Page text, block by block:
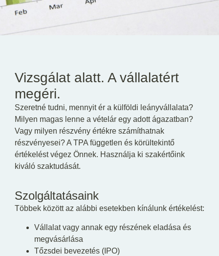
HU
EN
Vizsgálat alatt. A vállalatért
megéri.
Szeretné tudni, mennyit ér a külföldi leányvállalata?
Milyen magas lenne a vételár egy adott ágazatban?
Vagy milyen részvény értékre számíthatnak
részvényesei? A TPA független és körültekintő
értékelést végez Önnek. Használja ki szakértőink
kiváló szaktudását.
Szolgáltatásaink
Többek között az alábbi esetekben kínálunk értékelést:
Vállalat vagy annak egy részének eladása és
megvásárlása
Tőzsdei bevezetés (IPO)